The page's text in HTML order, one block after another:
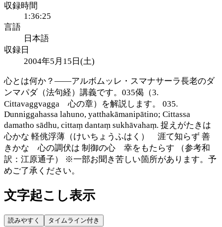
収録時間
1:36:25
言語
日本語
収録日
2004年5月15日(土)
心とは何か？――アルボムッレ・スマナサーラ長老のダ
ンマパダ（法句経）講義です。035偈（3.
Cittavaggvagga 心の章）を解説します。 035.
Dunniggahassa lahuno, yatthakāmanipātino; Cittassa
damatho sādhu, cittaṃ dantaṃ sukhāvahaṃ. 捉えがたきは
心かな 軽佻浮薄（けいちょうふはく） 涯て知らず 善
きかな 心の調伏は 制御の心 幸をもたらす （参考和
訳：江原通子） ※一部お聞き苦しい箇所があります。予
めご了承ください。
文字起こし表示
読みやすく タイムライン付き